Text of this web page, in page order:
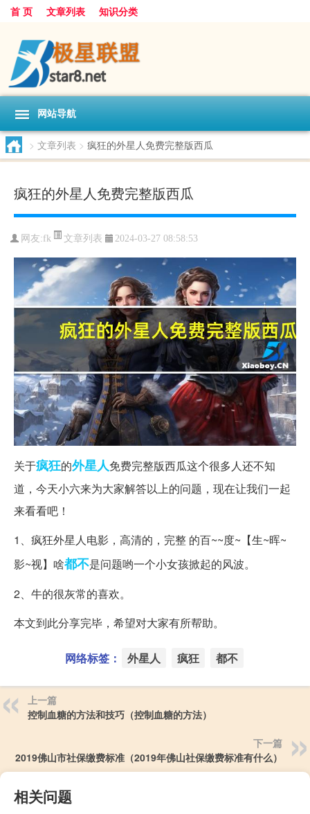
首 页 文章列表 知识分类
网站导航
> 文章列表 > 疯狂的外星人免费完整版西瓜
疯狂的外星人免费完整版西瓜
网友:fk 文章列表 2024-03-27 08:58:53
关于疯狂的外星人免费完整版西瓜这个很多人还不知
道，今天小六来为大家解答以上的问题，现在让我们一起
来看看吧！
1、疯狂外星人电影，高清的，完整 的百~~度~【生~晖~
影~视】啥都不是问题哟一个小女孩掀起的风波。
2、牛的很灰常的喜欢。
本文到此分享完毕，希望对大家有所帮助。
网络标签： 外星人 疯狂 都不
上一篇
控制血糖的方法和技巧（控制血糖的方法）
下一篇
2019佛山市社保缴费标准（2019年佛山社保缴费标准有什么）
相关问题